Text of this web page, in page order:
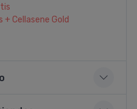
+ Cellasene Gold